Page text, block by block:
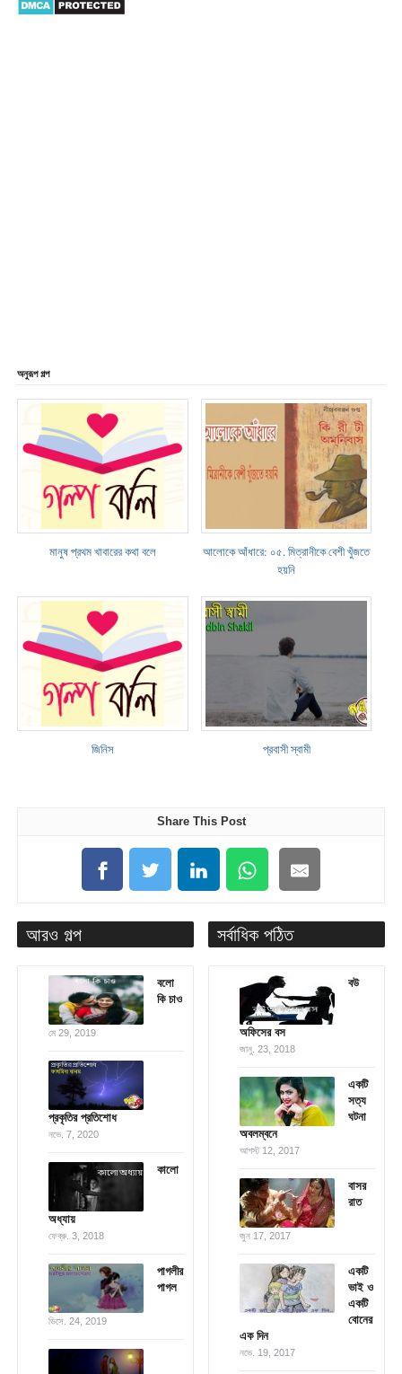
অনুরূপ গল্প
মানুষ প্রথম খাবারের কথা বলে
আলোকে আঁধারে: ০৫. মিত্রানীকে বেশী খুঁজতে
হয়নি
জিনিস প্রবাসী স্বামী
Share This Post
আরও গল্প
বলো
কি চাও
মে 29, 2019
প্রকৃতির প্রতিশোধ
নভে. 7, 2020
কালো
অধ্যায়
ফেব্রু. 3, 2018
পাগলীর
পাগল
ডিসে. 24, 2019
সর্বাধিক পঠিত
বউ
অফিসের বস
জানু. 23, 2018
একটি
সত্য
ঘটনা
অবলম্বনে
আগস্ট 12, 2017
বাসর
রাত
জুন 17, 2017
একটি
ভাই ও
একটি
বোনের
এক দিন
নভে. 19, 2017